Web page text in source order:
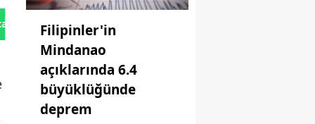
GönderFilipinler'in
Mindanao
açıklarında 6.4
büyüklüğünde
deprem